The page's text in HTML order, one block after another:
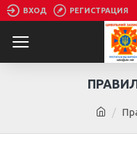
ВХОД РЕГИСТРАЦИЯ